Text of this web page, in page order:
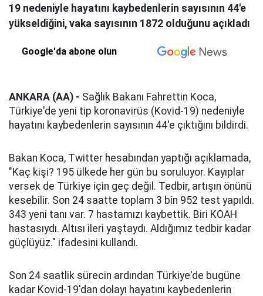
19 nedeniyle hayatını kaybedenlerin sayısının 44'e
yükseldiğini, vaka sayısının 1872 olduğunu açıkladı
Google'da abone olun
ANKARA (AA) - Sağlık Bakanı Fahrettin Koca,
Türkiye'de yeni tip koronavirüs (Kovid-19) nedeniyle
hayatını kaybedenlerin sayısının 44'e çıktığını bildirdi.
Bakan Koca, Twitter hesabından yaptığı açıklamada,
"Kaç kişi? 195 ülkede her gün bu soruluyor. Kayıplar
versek de Türkiye için geç değil. Tedbir, artışın önünü
kesebilir. Son 24 saatte toplam 3 bin 952 test yapıldı.
343 yeni tanı var. 7 hastamızı kaybettik. Biri KOAH
hastasıydı. Altısı ileri yaştaydı. Aldığımız tedbir kadar
güçlüyüz." ifadesini kullandı.
Son 24 saatlik sürecin ardından Türkiye'de bugüne
kadar Kovid-19'dan dolayı hayatını kaybedenlerin